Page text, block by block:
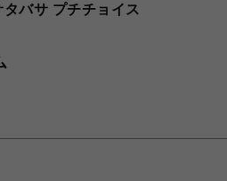
バサ プチチョイス